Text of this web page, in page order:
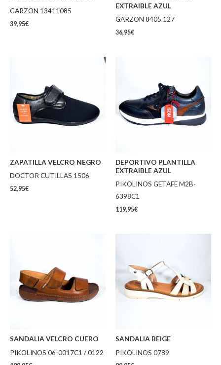
GARZON 13411085
39,95€
EXTRAIBLE AZUL
GARZON 8405.127
36,95€
ZAPATILLA VELCRO NEGRO
DOCTOR CUTILLAS 1506
52,95€
DEPORTIVO PLANTILLA
EXTRAIBLE AZUL
PIKOLINOS GETAFE M2B-
6398C1
119,95€
SANDALIA VELCRO CUERO
PIKOLINOS 06-0017C1 / 0122
SANDALIA BEIGE
PIKOLINOS 0789